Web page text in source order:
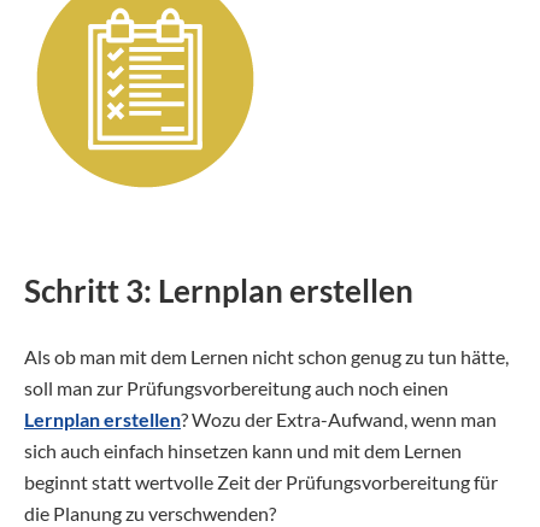
Schritt 3: Lernplan erstellen
Als ob man mit dem Lernen nicht schon genug zu tun hätte,
soll man zur Prüfungsvorbereitung auch noch einen
Lernplan erstellen? Wozu der Extra-Aufwand, wenn man
sich auch einfach hinsetzen kann und mit dem Lernen
beginnt statt wertvolle Zeit der Prüfungsvorbereitung für
die Planung zu verschwenden?